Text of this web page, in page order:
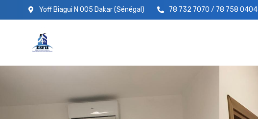
Yoff Biagui N 005 Dakar (Sénégal) 78 732 7070 / 78 758 0404